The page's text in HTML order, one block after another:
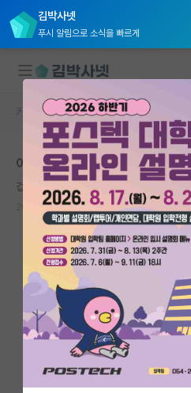
김박사넷
푸시 알림으로 소식을 빠르게
대학원생 모집
국내대학원 정보
연구실&오픈랩
커뮤니티
커뮤니티 홈
전체글보기
베스트 게시판
IF 명예의전당
자유 게시판(아무개랩)
커뮤니티 홈 자유 게시판(아무개랩)
이제는 연대> 포공임?
겁먹은 요하네스 케플러
2025.01.27 25 12837